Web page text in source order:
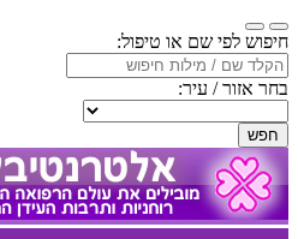
חיפוש לפי שם או טיפול:
בחר אזור / עיר:
חפש